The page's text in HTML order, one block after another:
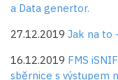
a Data genertor.
27.12.2019 Jak na to
16.12.2019 FMS
sběrnice s výstupem